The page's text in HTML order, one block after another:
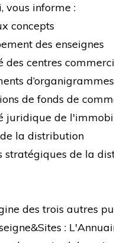
vous informe :
concepts
des enseignes
des centres
d’organigrammes
de fonds de
juridique de
la distribution
stratégiques de la
des trois autres
: